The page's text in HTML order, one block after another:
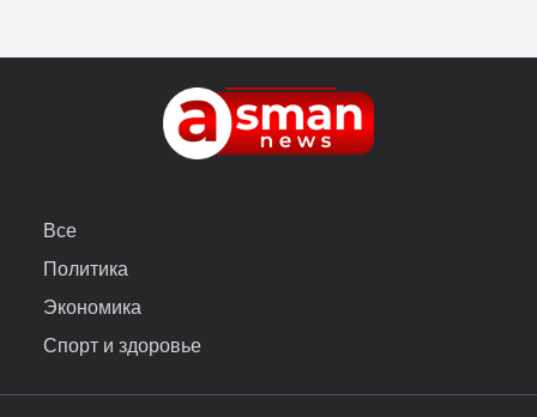
Все
Политика
Экономика
Спорт и здоровье